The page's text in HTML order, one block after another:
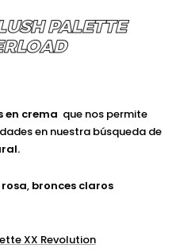
PALETTE
en crema que nos permite
en nuestra búsqueda de
, bronces claros